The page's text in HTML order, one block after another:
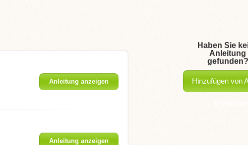
Anleitung anzeigen
Anleitung anzeigen
Haben Sie
Anleitung
gefunden?
Hinzufügen von